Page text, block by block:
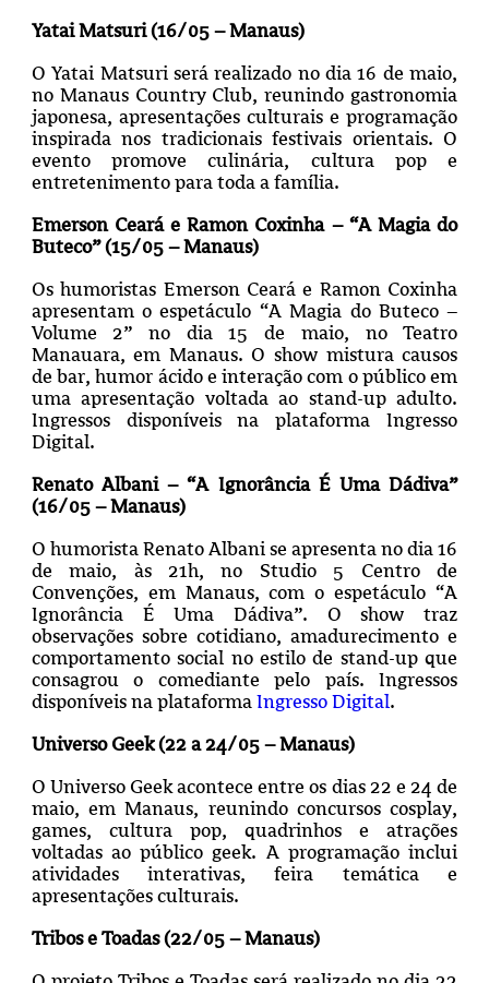
Yatai Matsuri (16/05 – Manaus)
O Yatai Matsuri será realizado no dia 16 de maio,
no Manaus Country Club, reunindo gastronomia
japonesa, apresentações culturais e programação
inspirada nos tradicionais festivais orientais. O
evento promove culinária, cultura pop e
entretenimento para toda a família.
Emerson Ceará e Ramon Coxinha – “A Magia do
Buteco” (15/05 – Manaus)
Os humoristas Emerson Ceará e Ramon Coxinha
apresentam o espetáculo “A Magia do Buteco –
Volume 2” no dia 15 de maio, no Teatro
Manauara, em Manaus. O show mistura causos
de bar, humor ácido e interação com o público em
uma apresentação voltada ao stand-up adulto.
Ingressos disponíveis na plataforma Ingresso
Digital.
Renato Albani – “A Ignorância É Uma Dádiva”
(16/05 – Manaus)
O humorista Renato Albani se apresenta no dia 16
de maio, às 21h, no Studio 5 Centro de
Convenções, em Manaus, com o espetáculo “A
Ignorância É Uma Dádiva”. O show traz
observações sobre cotidiano, amadurecimento e
comportamento social no estilo de stand-up que
consagrou o comediante pelo país. Ingressos
disponíveis na plataforma Ingresso Digital.
Universo Geek (22 a 24/05 – Manaus)
O Universo Geek acontece entre os dias 22 e 24 de
maio, em Manaus, reunindo concursos cosplay,
games, cultura pop, quadrinhos e atrações
voltadas ao público geek. A programação inclui
atividades interativas, feira temática e
apresentações culturais.
Tribos e Toadas (22/05 – Manaus)